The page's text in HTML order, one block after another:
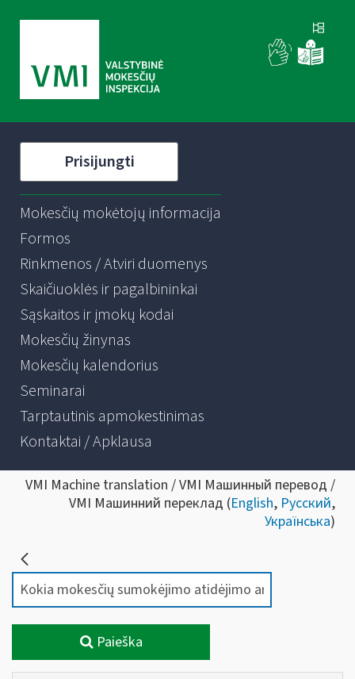
Prisijungti
Mokesčių mokėtojų informacija
Formos
Rinkmenos / Atviri duomenys
Skaičiuoklės ir pagalbininkai
Sąskaitos ir įmokų kodai
Mokesčių žinynas
Mokesčių kalendorius
Seminarai
Tarptautinis apmokestinimas
Kontaktai / Apklausa
VMI Machine translation / VMI Машинный перевод /
VMI Машинний переклад (English, Русский,
Українська)
Paieška